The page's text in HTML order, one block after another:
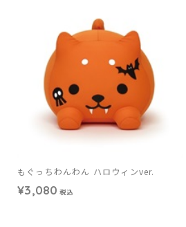
もぐっちわんわん ハロウィンver.
¥3,080 税込